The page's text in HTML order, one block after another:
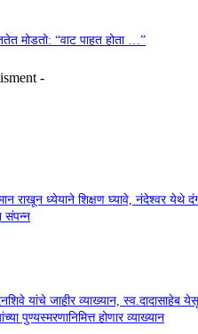
मोडतो: “वाट पाहत होता …”
-
राखून ध्येयाने शिक्षण घ्यावे, नंदेश्वर येथे
संपन्न
यांचे जाहीर व्याख्यान, स्व.दादासाहेब येसू
पुण्यस्मरणानिमित्त होणार व्याख्यान